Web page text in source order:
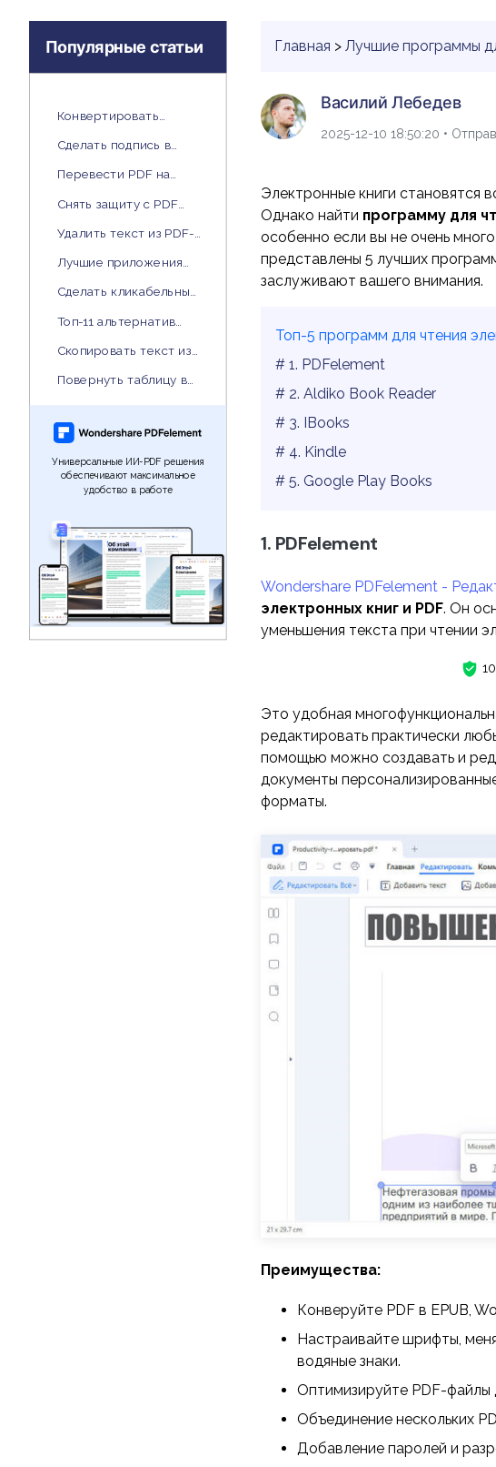
PDF
Все Функции PDF
Популярные статьи
Конвертировать
печатный текст
Сделать подпись в
Перевести PDF на
Снять защиту с PDF
Удалить текст из PDF-
Лучшие приложения
PDF на Android
Сделать кликабельные
Топ-11 альтернатив
Mac
Скопировать текст из
Повернуть таблицу в
Универсальные ИИ-PDF решения
обеспечивают максимальное
удобство в работе
Главная > Лучшие программы
Василий Лебедев
2025-12-10 18:50:20 •
Электронные книги становятся
Однако найти программу для
особенно если вы не очень
представлены 5 лучших
заслуживают вашего внимания.
Топ-5 программ для чтения
# 1. PDFelement
# 2. Aldiko Book Reader
# 3. IBooks
# 4. Kindle
# 5. Google Play Books
1. PDFelement
Wondershare PDFelement -
электронных книг и PDF. Он
уменьшения текста при чтении
Это удобная
редактировать практически
помощью можно создавать и
документы
форматы.
Преимущества:
Конверуйте PDF в EPUB,
Настраивайте шрифты,
водяные знаки.
Оптимизируйте PDF-файлы
Объединение нескольких
Добавление паролей и